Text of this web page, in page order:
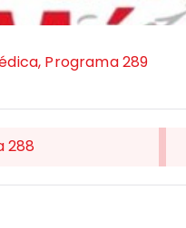
Programa 289
288